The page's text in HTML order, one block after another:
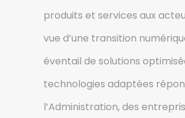
produits et services aux
vue d’une transition
éventail de solutions
technologies adaptées
l’Administration, des